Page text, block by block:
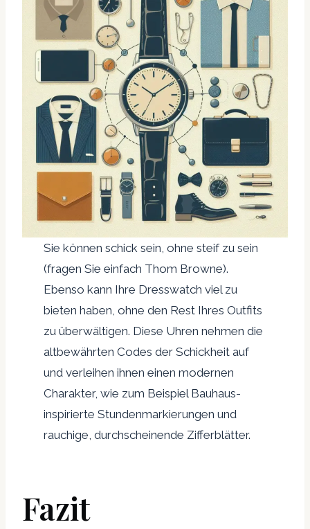
Sie können schick sein, ohne steif zu sein
(fragen Sie einfach Thom Browne).
Ebenso kann Ihre Dresswatch viel zu
bieten haben, ohne den Rest Ihres Outfits
zu überwältigen. Diese Uhren nehmen die
altbewährten Codes der Schickheit auf
und verleihen ihnen einen modernen
Charakter, wie zum Beispiel Bauhaus-
inspirierte Stundenmarkierungen und
rauchige, durchscheinende Zifferblätter.
Fazit